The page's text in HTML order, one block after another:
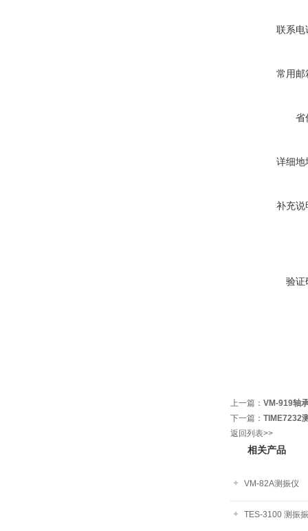
联系电
常用邮
省
详细地
补充说
验证
上一篇： VM-919轴
下一篇： TIME7232
返回列表>>
相关产品
VM-82A测振仪
TES-3100 测振